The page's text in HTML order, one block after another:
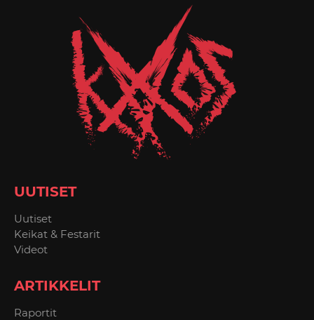
UUTISET
Uutiset
Keikat & Festarit
Videot
ARTIKKELIT
Raportit